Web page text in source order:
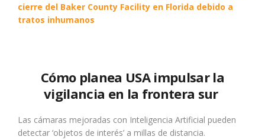
cierre del Baker County Facility en Florida debido a
tratos inhumanos
Cómo planea USA impulsar la
vigilancia en la frontera sur
Las cámaras mejoradas con Inteligencia Artificial pueden
detectar ‘objetos de interés’ a millas de distancia.